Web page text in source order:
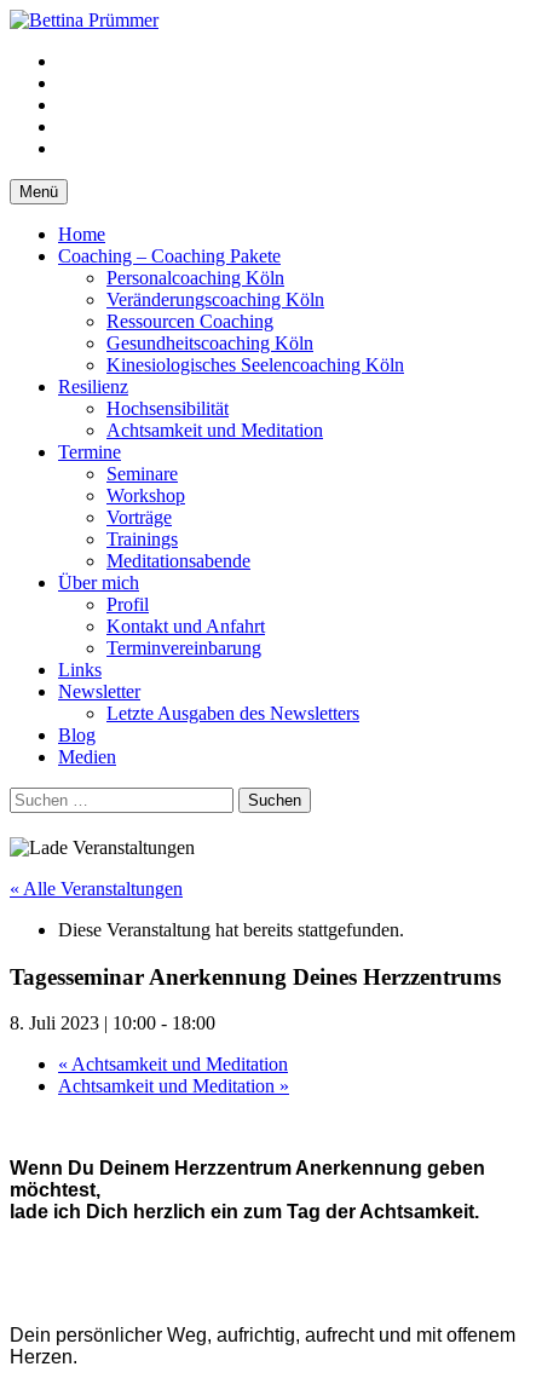
Springe
Inhalt
Menü
Home
Coaching – Coaching Pakete
Personalcoaching Köln
Veränderungscoaching Köln
Ressourcen Coaching
Gesundheitscoaching Köln
Kinesiologisches Seelencoaching Köln
Resilienz
Hochsensibilität
Achtsamkeit und Meditation
Termine
Seminare
Workshop
Vorträge
Trainings
Meditationsabende
Über mich
Profil
Kontakt und Anfahrt
Terminvereinbarung
Links
Newsletter
Letzte Ausgaben des Newsletters
Blog
Medien
Suchen
nach:
« Alle Veranstaltungen
Diese Veranstaltung hat bereits stattgefunden.
Tagesseminar Anerkennung Deines Herzzentrums
8. Juli 2023 | 10:00 - 18:00
« Achtsamkeit und Meditation
Achtsamkeit und Meditation »
Wenn Du Deinem Herzzentrum Anerkennung geben
möchtest,
lade ich Dich herzlich ein zum Tag der Achtsamkeit.
Dein persönlicher Weg, aufrichtig, aufrecht und mit offenem
Herzen.